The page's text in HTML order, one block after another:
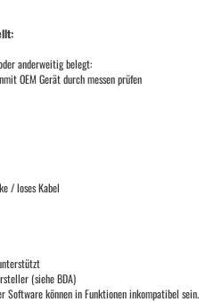
anderweitig belegt:
OEM Gerät durch messen prüfen
/ loses Kabel
(siehe BDA)
Software können in Funktionen inkompatibel sein.